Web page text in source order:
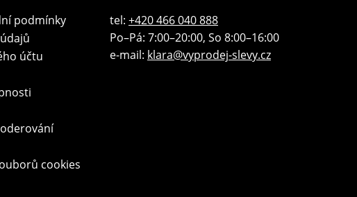
podmínky
účtu
cookies
tel: +420 466 040 888
Po–Pá: 7:00–20:00, So 8:00–16:00
e-mail: klara@vyprodej-slevy.cz